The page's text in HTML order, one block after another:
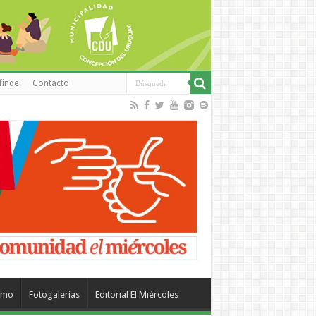
Contacto
Fotogalerías Editorial El Miércoles